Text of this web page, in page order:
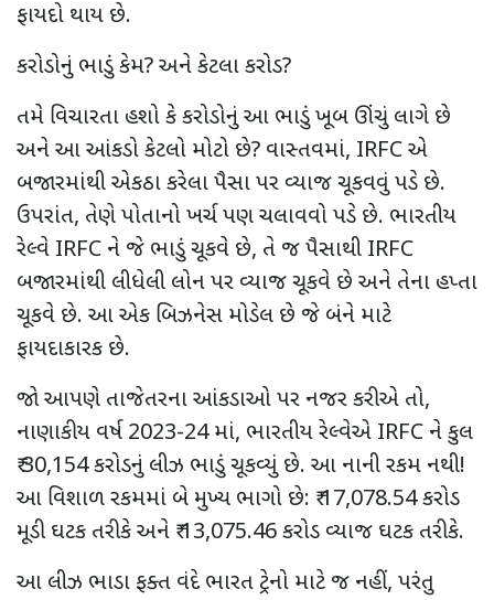
ફાયદો થાય છે.
કરોડોનું ભાડું કેમ? અને કેટલા કરોડ?
તમે વિચારતા હશો કે કરોડોનું આ ભાડું ખૂબ ઊંચું લાગે છે
અને આ આંકડો કેટલો મોટો છે? વાસ્તવમાં, IRFC એ
બજારમાંથી એકઠા કરેલા પૈસા પર વ્યાજ ચૂકવવું પડે છે.
ઉપરાંત, તેણે પોતાનો ખર્ચ પણ ચલાવવો પડે છે. ભારતીય
રેલ્વે IRFC ને જે ભાડું ચૂકવે છે, તે જ પૈસાથી IRFC
બજારમાંથી લીધેલી લોન પર વ્યાજ ચૂકવે છે અને તેના હપ્તા
ચૂકવે છે. આ એક બિઝનેસ મોડેલ છે જે બંને માટે
ફાયદાકારક છે.
જો આપણે તાજેતરના આંકડાઓ પર નજર કરીએ તો,
નાણાકીય વર્ષ 2023-24 માં, ભારતીય રેલ્વેએ IRFC ને કુલ
₹ 30,154 કરોડનું લીઝ ભાડું ચૂકવ્યું છે. આ નાની રકમ નથી!
આ વિશાળ રકમમાં બે મુખ્ય ભાગો છે: ₹ 17,078.54 કરોડ
મૂડી ઘટક તરીકે અને ₹ 13,075.46 કરોડ વ્યાજ ઘટક તરીકે.
આ લીઝ ભાડા ફક્ત વંદે ભારત ટ્રેનો માટે જ નહીં, પરંતુ